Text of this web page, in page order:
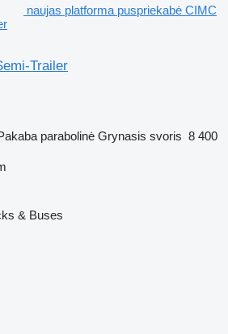
naujas platforma puspriekabė CIMC
Trailer
parabolinė Grynasis svoris 8 400
& Buses